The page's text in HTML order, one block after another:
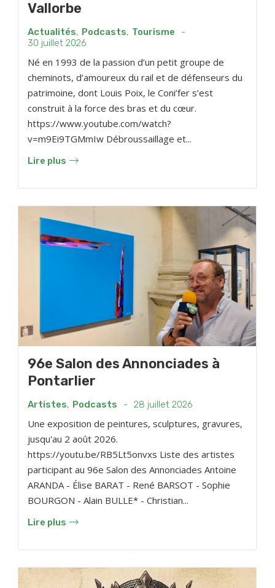
Vallorbe
Actualités, Podcasts, Tourisme
-
30 juillet 2026
Né en 1993 de la passion d’un petit groupe de
cheminots, d’amoureux du rail et de défenseurs du
patrimoine, dont Louis Poix, le Coni’fer s’est
construit à la force des bras et du cœur.
https://www.youtube.com/watch?
v=m9Ei9TGMmIw Débroussaillage et...
Lire plus
96e Salon des Annonciades à
Pontarlier
Artistes, Podcasts - 28 juillet 2026
Une exposition de peintures, sculptures, gravures,
jusqu'au 2 août 2026.
https://youtu.be/RB5Lt5onvxs Liste des artistes
participant au 96e Salon des Annonciades Antoine
ARANDA - Élise BARAT - René BARSOT - Sophie
BOURGON - Alain BULLE* - Christian...
Lire plus